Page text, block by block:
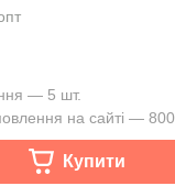
— 5 шт.
на сайті —
Купити